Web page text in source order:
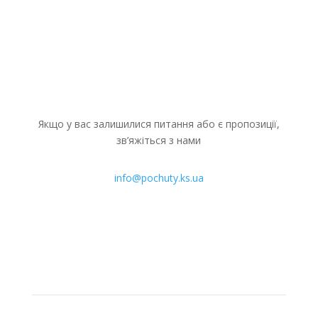
Якщо у вас залишилися питання або є пропозиції,
зв’яжіться з нами
info@pochuty.ks.ua